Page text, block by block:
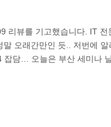
리뷰를 기고했습니다. IT
오래간만인 듯.. 저번에
담… 오늘은 부산 세미나